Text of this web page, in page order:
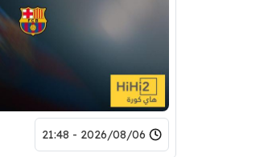
2026/08/06 - 21:48